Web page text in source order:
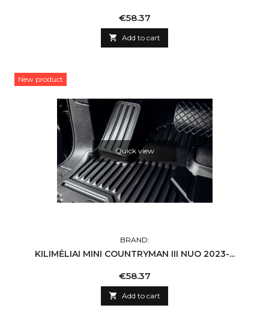
Price
€58.37
 Add to cart
New product
Quick view
BRAND:
KILIMĖLIAI MINI COUNTRYMAN III NUO 2023-...
Price
€58.37
 Add to cart